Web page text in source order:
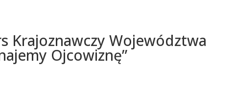
Krajoznawczy Województwa
Ojcowiznę”